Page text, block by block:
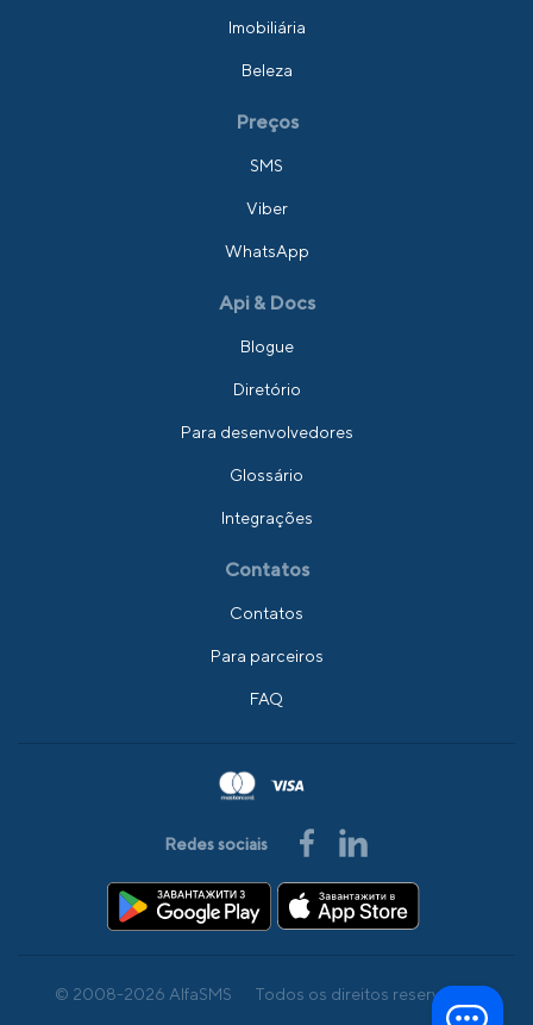
Imobiliária
Beleza
Preços
SMS
Viber
WhatsApp
Api & Docs
Blogue
Diretório
Para desenvolvedores
Glossário
Integrações
Contatos
Contatos
Para parceiros
FAQ
Redes sociais
© 2008-2026 AlfaSMS Todos os direitos reservados